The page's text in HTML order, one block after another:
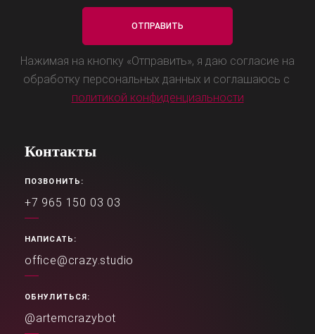
Нажимая на кнопку «Отправить», я даю согласие на
обработку персональных данных и соглашаюсь с
политикой конфиденциальности
Контакты
ПОЗВОНИТЬ:
+7 965 150 03 03
НАПИСАТЬ:
office@crazy.studio
ОБНУЛИТЬСЯ:
@artemcrazybot